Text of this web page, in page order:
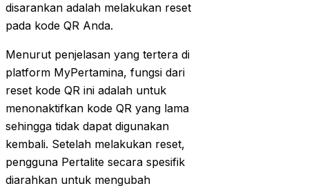
disarankan adalah melakukan reset
pada kode QR Anda.
Menurut penjelasan yang tertera di
platform MyPertamina, fungsi dari
reset kode QR ini adalah untuk
menonaktifkan kode QR yang lama
sehingga tidak dapat digunakan
kembali. Setelah melakukan reset,
pengguna Pertalite secara spesifik
diarahkan untuk mengubah